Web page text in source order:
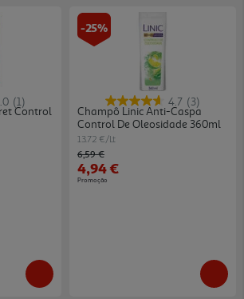
(1)
Control
-25%
4.7 (3)
Champô Linic Anti-Caspa
Control De Oleosidade 360ml
13.72 €/Lt
Price reduced from
6,59 €to
4,94 €
Promoção